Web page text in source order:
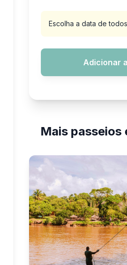
Escolha a data de
Adicionar
Mais passeios